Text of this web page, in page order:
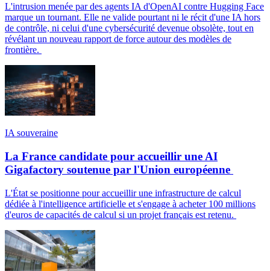
L'intrusion menée par des agents IA d'OpenAI contre Hugging Face
marque un tournant. Elle ne valide pourtant ni le récit d'une IA hors
de contrôle, ni celui d'une cybersécurité devenue obsolète, tout en
révélant un nouveau rapport de force autour des modèles de
frontière.
IA souveraine
La France candidate pour accueillir une AI
Gigafactory soutenue par l'Union européenne
L'État se positionne pour accueillir une infrastructure de calcul
dédiée à l'intelligence artificielle et s'engage à acheter 100 millions
d'euros de capacités de calcul si un projet français est retenu.